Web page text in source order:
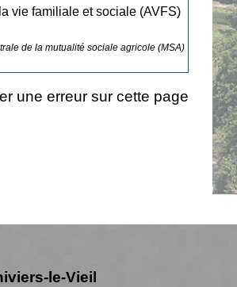
vie familiale et sociale (AVFS)
de la mutualité sociale agricole (MSA)
une erreur sur cette page
le-Vieil